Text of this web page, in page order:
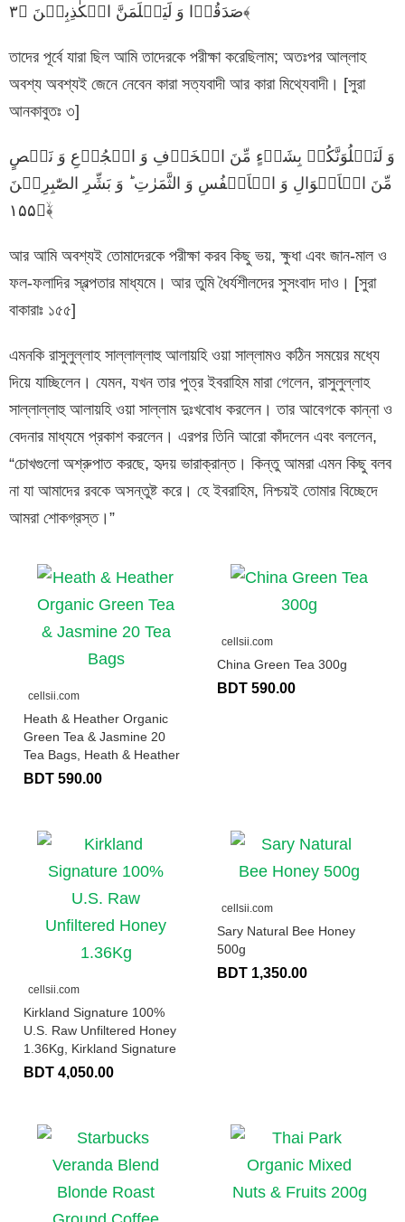
صَدَقُوۡا وَ لَیَعۡلَمَنَّ الۡکٰذِبِیۡنَ ﴿۳﴾
তাদের পূর্বে যারা ছিল আমি তাদেরকে পরীক্ষা করেছিলাম; অতঃপর আল্লাহ
অবশ্য অবশ্যই জেনে নেবেন কারা সত্যবাদী আর কারা মিথ্যেবাদী। [সুরা
আনকাবুতঃ ৩]
وَ لَنَبۡلُوَنَّکُمۡ بِشَیۡءٍ مِّنَ الۡخَوۡفِ وَ الۡجُوۡعِ وَ نَقۡصٍ
مِّنَ الۡاَمۡوَالِ وَ الۡاَنۡفُسِ وَ الثَّمَرٰتِ ؕ وَ بَشِّرِ الصّٰبِرِیۡنَ
﴿۱۵۵﴾ۙ
আর আমি অবশ্যই তোমাদেরকে পরীক্ষা করব কিছু ভয়, ক্ষুধা এবং জান-মাল ও
ফল-ফলাদির স্বল্পতার মাধ্যমে। আর তুমি ধৈর্যশীলদের সুসংবাদ দাও। [সুরা
বাকারাঃ ১৫৫]
এমনকি রাসুলুল্লাহ সাল্লাল্লাহু আলায়হি ওয়া সাল্লামও কঠিন সময়ের মধ্যে
দিয়ে যাচ্ছিলেন। যেমন, যখন তার পুত্র ইবরাহিম মারা গেলেন, রাসুলুল্লাহ
সাল্লাল্লাহু আলায়হি ওয়া সাল্লাম দুঃখবোধ করলেন। তার আবেগকে কান্না ও
বেদনার মাধ্যমে প্রকাশ করলেন। এরপর তিনি আরো কাঁদলেন এবং বললেন,
“চোখগুলো অশ্রুপাত করছে, হৃদয় ভারাক্রান্ত। কিন্তু আমরা এমন কিছু বলব
না যা আমাদের রবকে অসন্তুষ্ট করে। হে ইবরাহিম, নিশ্চয়ই তোমার বিচ্ছেদে
আমরা শোকগ্রস্ত।”
cellsii.com
Heath & Heather Organic
Green Tea & Jasmine 20
Tea Bags, Heath & Heather
BDT 590.00
cellsii.com
China Green Tea 300g
BDT 590.00
cellsii.com
Kirkland Signature 100%
U.S. Raw Unfiltered Honey
1.36Kg, Kirkland Signature
BDT 4,050.00
cellsii.com
Sary Natural Bee Honey
500g
BDT 1,350.00